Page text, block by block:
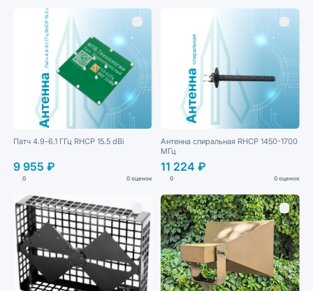
Патч 4.9-6.1 ГГц RHCP 15.5 dBi
9 955 ₽
0 0 оценок
Антенна спиральная RHCP 1450-1700
МГц
11 224 ₽
0 0 оценок